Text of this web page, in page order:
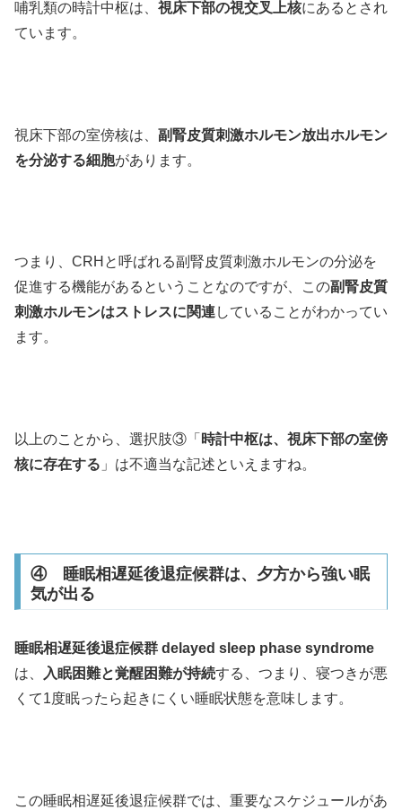
哺乳類の時計中枢は、 視床下部の視交叉上核にあるとされ
ています。
視床下部の室傍核は、 副腎皮質刺激ホルモン放出ホルモン
を分泌する細胞があります。
つまり、CRHと呼ばれる副腎皮質刺激ホルモンの分泌を
促進する機能があるということなのですが、この副腎皮質
刺激ホルモンはストレスに関連していることがわかってい
ます。
以上のことから、選択肢③「 時計中枢は、視床下部の室傍
核に存在する 」は不適当な記述といえますね。
④ 睡眠相遅延後退症候群は、夕方から強い眠
気が出る
睡眠相遅延後退症候群 delayed sleep phase syndrome
は、
入眠困難と覚醒困難が持続する、つまり、寝つきが悪
くて1度眠ったら起きにくい睡眠状態を意味します。
この睡眠相遅延後退症候群では、重要なスケジュールがあ